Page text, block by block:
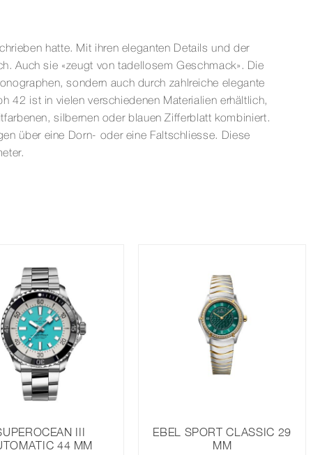
hatte. Mit ihren eleganten Details und der
Auch sie «zeugt von tadellosem Geschmack». Die
sondern auch durch zahlreiche elegante
42 ist in vielen verschiedenen Materialien erhältlich,
silbernen oder blauen Zifferblatt kombiniert.
über eine Dorn- oder eine Faltschliesse. Diese
III
44 MM
EBEL SPORT CLASSIC 29
MM